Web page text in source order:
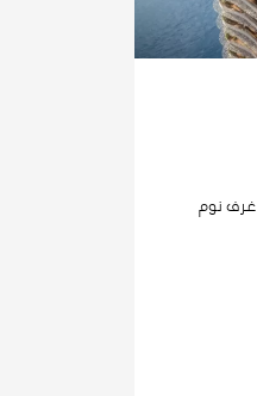
4 غرف نوم إلى 5 غرف نوم